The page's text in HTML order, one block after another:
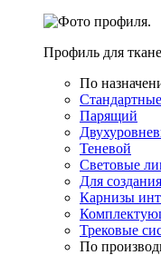
Профиль для
По
Стандартные
Парящий
Теневой
Световые
Для
Карнизы
Трековые
По